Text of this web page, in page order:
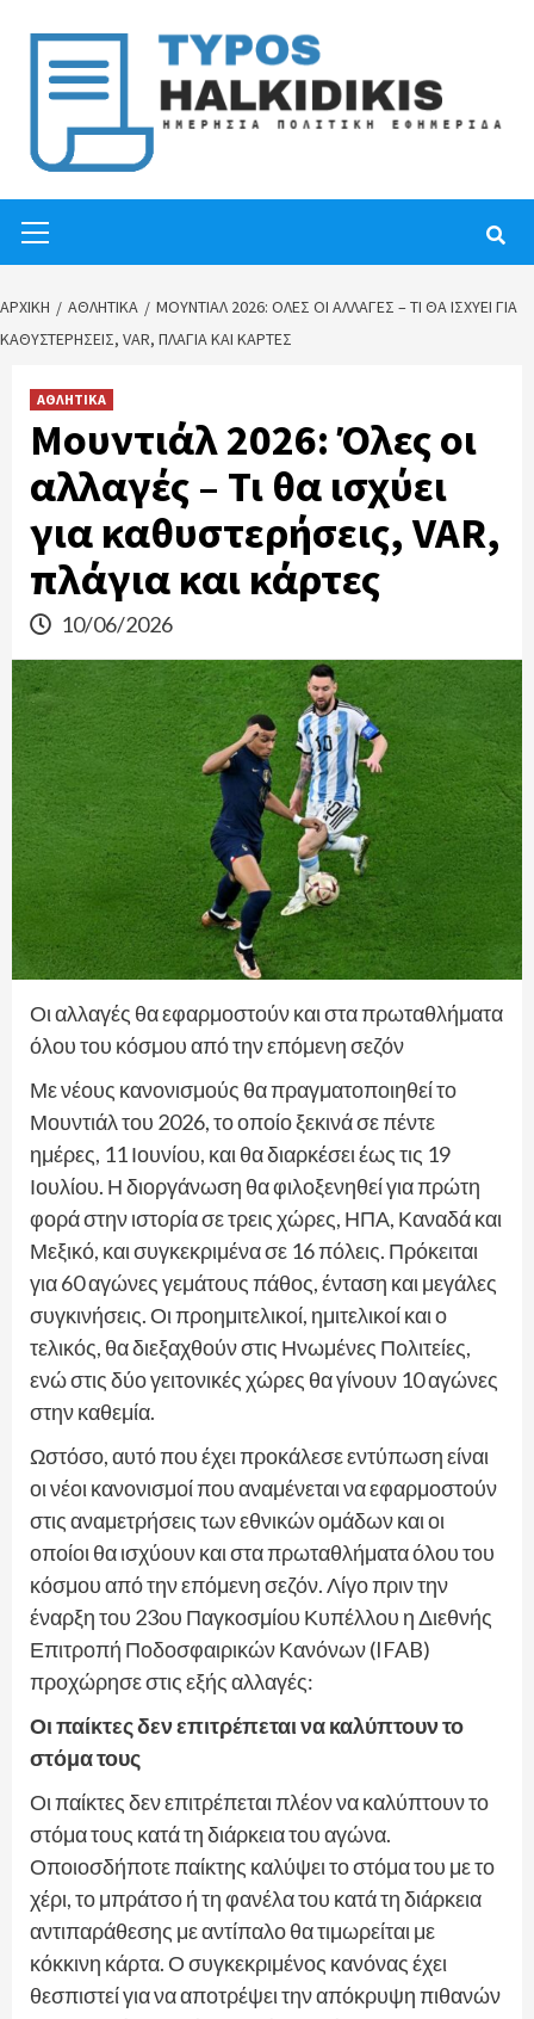
content
Menu
ΑΡΧΙΚΉ ΑΘΛΗΤΙΚΑ
ΜΟΥΝΤΙΆΛ 2026: ΌΛΕΣ ΟΙ ΑΛΛΑΓΈΣ – ΤΙ ΘΑ ΙΣΧΎΕΙ ΓΙΑ
ΚΑΘΥΣΤΕΡΉΣΕΙΣ, VAR, ΠΛΆΓΙΑ ΚΑΙ ΚΆΡΤΕΣ
ΑΘΛΗΤΙΚΑ
Μουντιάλ 2026: Όλες οι
αλλαγές – Τι θα ισχύει
για καθυστερήσεις, VAR,
πλάγια και κάρτες
10/06/2026
Οι αλλαγές θα εφαρμοστούν και στα πρωταθλήματα
όλου του κόσμου από την επόμενη σεζόν
Με νέους κανονισμούς θα πραγματοποιηθεί το
Μουντιάλ του 2026, το οποίο ξεκινά σε πέντε
ημέρες, 11 Ιουνίου, και θα διαρκέσει έως τις 19
Ιουλίου. Η διοργάνωση θα φιλοξενηθεί για πρώτη
φορά στην ιστορία σε τρεις χώρες, ΗΠΑ, Καναδά και
Μεξικό, και συγκεκριμένα σε 16 πόλεις. Πρόκειται
για 60 αγώνες γεμάτους πάθος, ένταση και μεγάλες
συγκινήσεις. Οι προημιτελικοί, ημιτελικοί και ο
τελικός, θα διεξαχθούν στις Ηνωμένες Πολιτείες,
ενώ στις δύο γειτονικές χώρες θα γίνουν 10 αγώνες
στην καθεμία.
Ωστόσο, αυτό που έχει προκάλεσε εντύπωση είναι
οι νέοι κανονισμοί που αναμένεται να εφαρμοστούν
στις αναμετρήσεις των εθνικών ομάδων και οι
οποίοι θα ισχύουν και στα πρωταθλήματα όλου του
κόσμου από την επόμενη σεζόν. Λίγο πριν την
έναρξη του 23ου Παγκοσμίου Κυπέλλου η Διεθνής
Επιτροπή Ποδοσφαιρικών Κανόνων (IFAB)
προχώρησε στις εξής αλλαγές:
Οι παίκτες δεν επιτρέπεται να καλύπτουν το
στόμα τους
Οι παίκτες δεν επιτρέπεται πλέον να καλύπτουν το
στόμα τους κατά τη διάρκεια του αγώνα.
Οποιοσδήποτε παίκτης καλύψει το στόμα του με το
χέρι, το μπράτσο ή τη φανέλα του κατά τη διάρκεια
αντιπαράθεσης με αντίπαλο θα τιμωρείται με
κόκκινη κάρτα. Ο συγκεκριμένος κανόνας έχει
θεσπιστεί για να αποτρέψει την απόκρυψη πιθανών